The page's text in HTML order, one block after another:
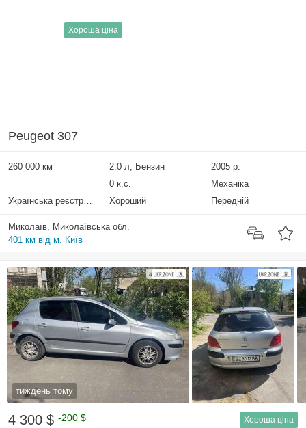
Хороша ціна
Peugeot 307
260 000 км 2.0 л, Бензин
2005 р.
0 к.с.
Механіка
Українська реєстрація
Хороший Передній
Миколаїв, Миколаївська обл.
401 км від м. Київ
тиждень тому
4 300 $ -200 $ Хороша ціна